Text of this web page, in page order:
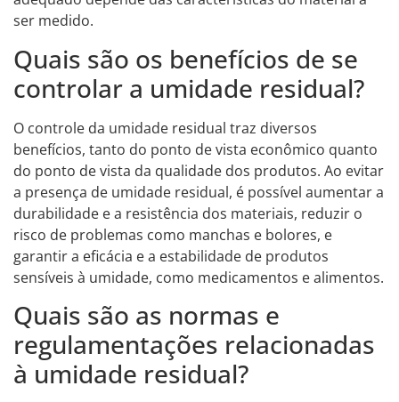
ser medido.
Quais são os benefícios de se
controlar a umidade residual?
O controle da umidade residual traz diversos
benefícios, tanto do ponto de vista econômico quanto
do ponto de vista da qualidade dos produtos. Ao evitar
a presença de umidade residual, é possível aumentar a
durabilidade e a resistência dos materiais, reduzir o
risco de problemas como manchas e bolores, e
garantir a eficácia e a estabilidade de produtos
sensíveis à umidade, como medicamentos e alimentos.
Quais são as normas e
regulamentações relacionadas
à umidade residual?